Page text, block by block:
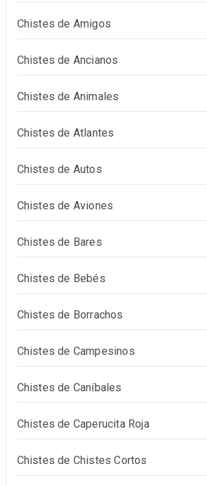
Chistes de Amigos
Chistes de Ancianos
Chistes de Animales
Chistes de Atlantes
Chistes de Autos
Chistes de Aviones
Chistes de Bares
Chistes de Bebés
Chistes de Borrachos
Chistes de Campesinos
Chistes de Caníbales
Chistes de Caperucita Roja
Chistes de Chistes Cortos